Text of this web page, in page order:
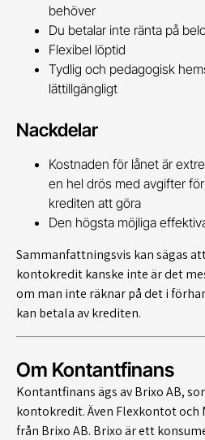
behöver
Du betalar inte ränta på
Flexibel löptid
Tydlig och pedagogisk
lättillgängligt
Nackdelar
Kostnaden för lånet är
en hel drös med avgifter
krediten att göra
Den högsta möjliga
Sammanfattningsvis kan sägas
kontokredit kanske inte är det
om man inte räknar på det i
kan betala av krediten.
Om Kontantfinans
Kontantfinans ägs av Brixo AB,
kontokredit. Även Flexkontot
från Brixo AB. Brixo är ett